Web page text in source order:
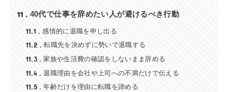
11 40代で仕事を辞めたい人が避けるべき行動
11.1 感情的に退職を申し出る
11.2 転職先を決めずに勢いで退職する
11.3 家族や生活費の確認をしないまま辞める
11.4 退職理由を会社や上司への不満だけで伝える
11.5 年齢だけを理由に転職を諦める